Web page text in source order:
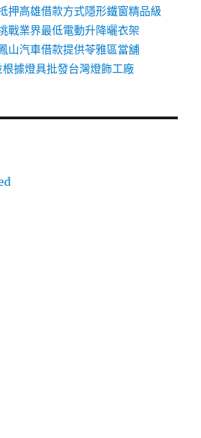
押高雄借款方式隱形鐵窗精品級
戰業界最低電動升降曬衣架
山汽車借款提供苓雅區當舖
據燈具批發台灣燈飾工廠